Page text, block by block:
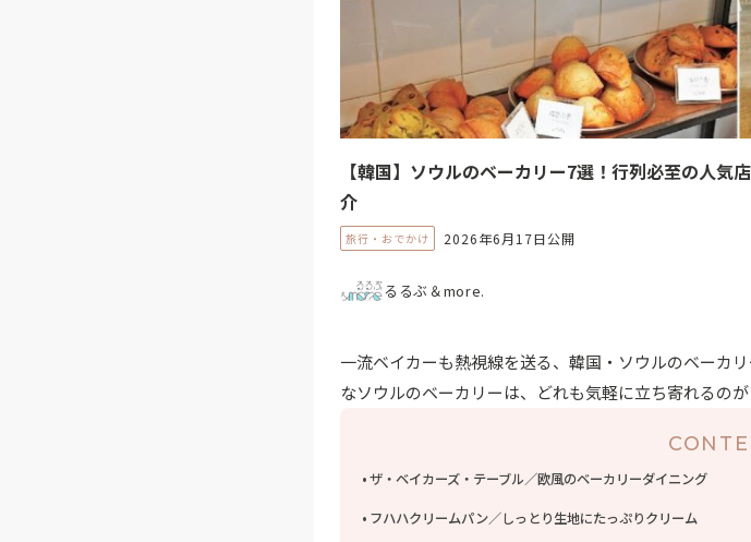
【韓国】ソウルのベーカリー7選！行列必至の人
介
旅行・おでかけ 2026年6月17日公開
るるぶ＆more.
一流ベイカーも熱視線を送る、韓国・ソウルのベーカ
なソウルのベーカリーは、どれも気軽に立ち寄れるの
ザ・ベイカーズ・テーブル／欧風のベーカリーダイニング
フハハクリームパン／しっとり生地にたっぷりクリーム